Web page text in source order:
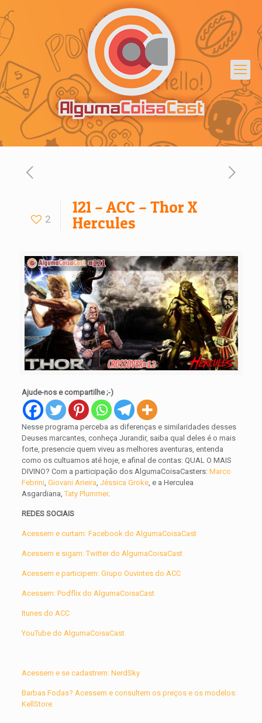
2
121 – ACC – Thor X
Hercules
Ajude-nos e compartilhe ;-)
Nesse programa perceba as diferenças e similaridades desses
Deuses marcantes, conheça Jurandir, saiba qual deles é o mais
forte, presencie quem viveu as melhores aventuras, entenda
como os cultuamos até hoje, e afinal de contas: QUAL O MAIS
DIVINO? Com a participação dos AlgumaCoisaCasters:Marco
Febrini, Giovani Arieira,Jéssica Groke, e a Herculea
Asgardiana,Taty Plummer.
REDES SOCIAIS
Acessem e curtam: Facebook do AlgumaCoisaCast
Acessem e sigam: Twitter do AlgumaCoisaCast
Acessem e participem: Grupo Ouvintes do ACC
Acessem: Podflix do AlgumaCoisaCast
Itunes do ACC
YouTube do AlgumaCoisaCast
Acessem e se cadastrem: NerdSky
Barbas Fodas? Acessem e consultem os preços e os modelos:
KellStore.